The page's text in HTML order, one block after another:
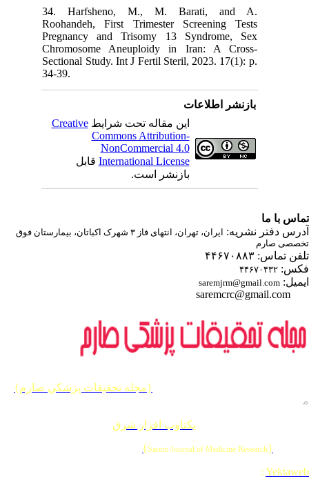
34. Harfsheno, M., M. Barati, and A.
Roohandeh, First Trimester Screening Tests
Pregnancy and Trisomy 13 Syndrome, Sex
Chromosome Aneuploidy in Iran: A Cross-
Sectional Study. Int J Fertil Steril, 2023. 17(1): p.
34-39.
بازنشر اطلاعات
این مقاله تحت شرایطCreative
Commons Attribution-
NonCommercial 4.0
International Licenseقابل
بازنشر است.
با ما
دفتر نشریه:
ایران، تهران، انتهای فاز ۳ شهرک اکباتان، بیمارستان فوق
صارم
تماس: ۴۴۶۷۰۸۸۳
۴۴۶۷۰۴۳۲
saremjrm@gmail.com
saremcrc@gmail.com
{مجله تحقيقات پزشكي صارم}
باشد.
یکتاوب افزار شرق
{Sarem Journal of Medicine Research
Designed & Developed by: